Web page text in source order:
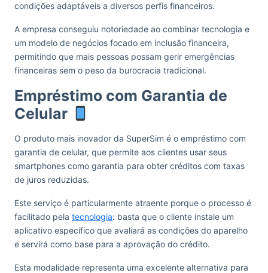
condições adaptáveis a diversos perfis financeiros.
A empresa conseguiu notoriedade ao combinar tecnologia e
um modelo de negócios focado em inclusão financeira,
permitindo que mais pessoas possam gerir emergências
financeiras sem o peso da burocracia tradicional.
Empréstimo com Garantia de
Celular
O produto mais inovador da SuperSim é o empréstimo com
garantia de celular, que permite aos clientes usar seus
smartphones como garantia para obter créditos com taxas
de juros reduzidas.
Este serviço é particularmente atraente porque o processo é
facilitado pela tecnologia: basta que o cliente instale um
aplicativo específico que avaliará as condições do aparelho
e servirá como base para a aprovação do crédito.
Esta modalidade representa uma excelente alternativa para